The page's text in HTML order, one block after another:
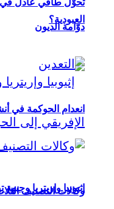
العبودية؟
إثيوبيا وإريتريا
تحوُّل طاقي عادل في
دوّامة الديون
انعدام الحوكمة في
وكالات التصنيف